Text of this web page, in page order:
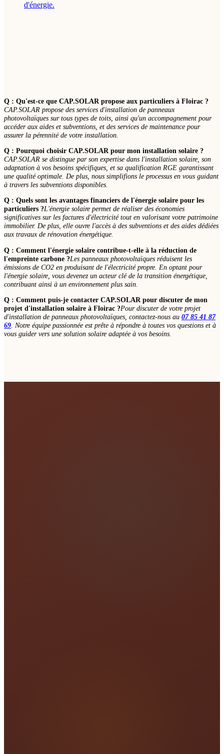
d'énergie.
Q : Qu'est-ce que CAP.SOLAR propose aux particuliers à Floirac ?
CAP.SOLAR propose des services d'installation de panneaux
photovoltaïques sur tous types de toits, ainsi qu'un accompagnement pour
accéder aux aides et subventions, et des services de maintenance pour
assurer la pérennité de votre installation.
Q : Pourquoi choisir CAP.SOLAR pour mon installation solaire ?
CAP.SOLAR se distingue par son expertise dans l'installation solaire, son
adaptation à vos besoins spécifiques, et sa qualification RGE garantissant
une qualité optimale. De plus, nous simplifions le processus en vous guidant
à travers les subventions disponibles.
Q : Quels sont les avantages financiers de l'énergie solaire pour les
particuliers ?L'énergie solaire permet de réaliser des économies
significatives sur les factures d'électricité tout en valorisant votre patrimoine
immobilier. De plus, elle ouvre l'accès à des subventions et des aides dédiées
aux travaux de rénovation énergétique.
Q : Comment l'énergie solaire contribue-t-elle à la réduction de
l'empreinte carbone ?Les panneaux photovoltaïques réduisent les
émissions de CO2 en produisant de l'électricité propre. En optant pour
l'énergie solaire, vous devenez un acteur clé de la transition énergétique,
contribuant ainsi à un environnement plus sain.
Q : Comment puis-je contacter CAP.SOLAR pour discuter de mon
projet d'installation solaire à Floirac ?Pour discuter de votre projet
d'installation de panneaux photovoltaïques, contactez-nous au 07 85 41 87
69 . Notre équipe passionnée est prête à répondre à toutes vos questions et à
vous guider vers une solution solaire adaptée à vos besoins.